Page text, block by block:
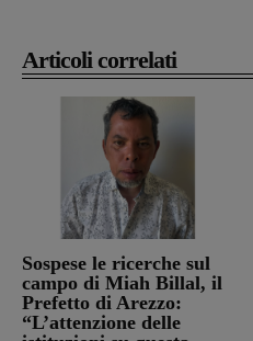
Articoli correlati
Sospese le ricerche sul
campo di Miah Billal, il
Prefetto di Arezzo:
“L’attenzione delle